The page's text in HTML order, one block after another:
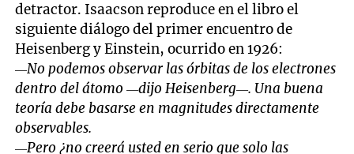
detractor. Isaacson reproduce en el libro el
siguiente diálogo del primer encuentro de
Heisenberg y Einstein, ocurrido en 1926:
—No podemos observar las órbitas de los electrones
dentro del átomo —dijo Heisenberg—. Una buena
teoría debe basarse en magnitudes directamente
observables.
—Pero ¿no creerá usted en serio que solo las